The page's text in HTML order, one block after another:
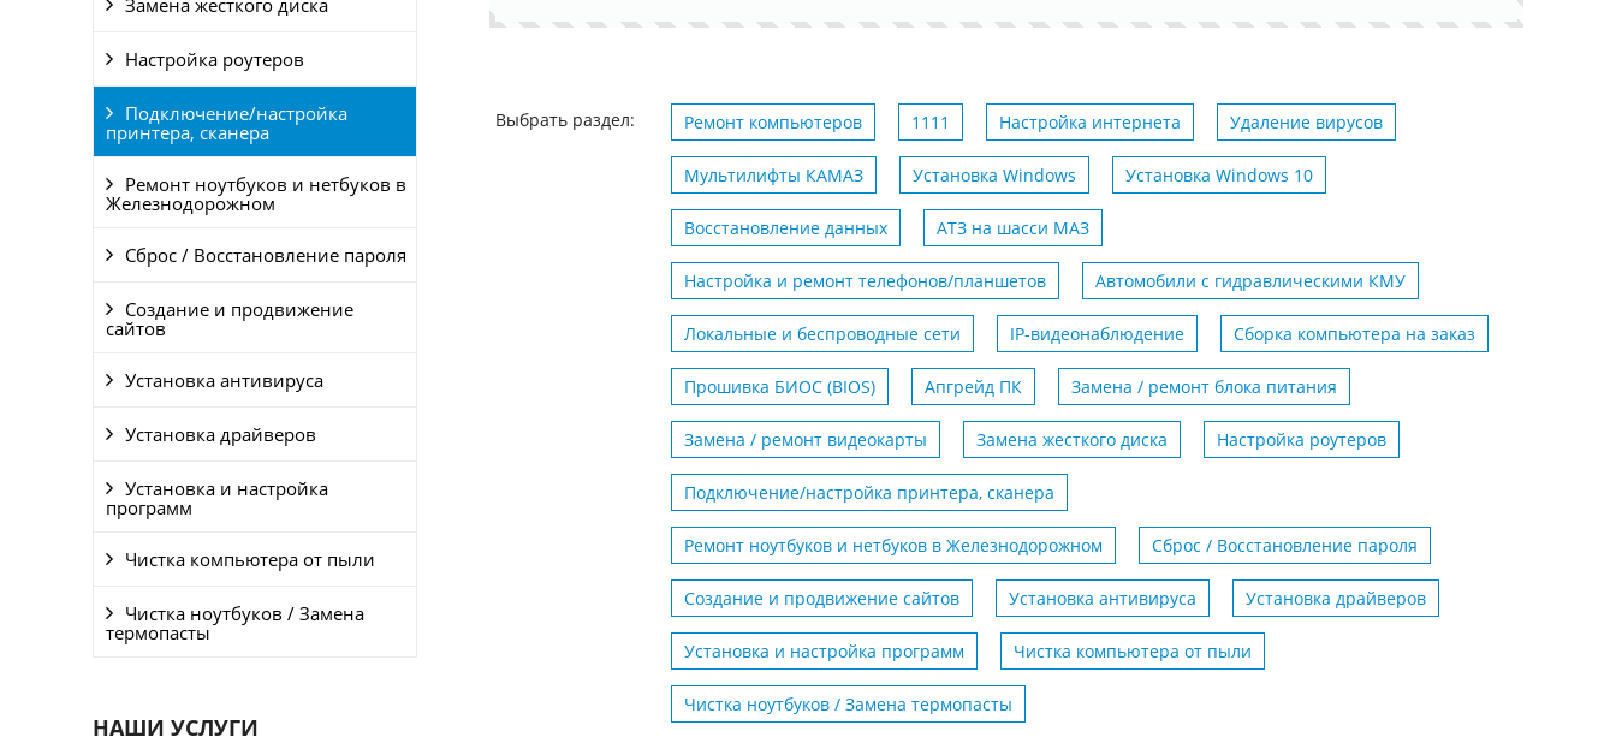
Настройка роутеров
Подключение/настройка
принтера, сканера
Ремонт ноутбуков и нетбуков в
Железнодорожном
Сброс / Восстановление пароля
Создание и продвижение
сайтов
Установка антивируса
Установка драйверов
Установка и настройка
программ
Чистка компьютера от пыли
Чистка ноутбуков / Замена
термопасты
НАШИ УСЛУГИ
Выбрать раздел: Ремонт компьютеров 1111 Настройка интернета Удаление вирусов
Мультилифты КАМАЗ Установка Windows Установка Windows 10
Восстановление данных АТЗ на шасси MАЗ
Настройка и ремонт телефонов/планшетов Автомобили с гидравлическими КМУ
Локальные и беспроводные сети IP-видеонаблюдение Сборка компьютера на заказ
Прошивка БИОС (BIOS) Апгрейд ПК Замена / ремонт блока питания
Замена / ремонт видеокарты Замена жесткого диска Настройка роутеров
Подключение/настройка принтера, сканера
Ремонт ноутбуков и нетбуков в Железнодорожном Сброс / Восстановление пароля
Создание и продвижение сайтов Установка антивируса Установка драйверов
Установка и настройка программ Чистка компьютера от пыли
Чистка ноутбуков / Замена термопасты